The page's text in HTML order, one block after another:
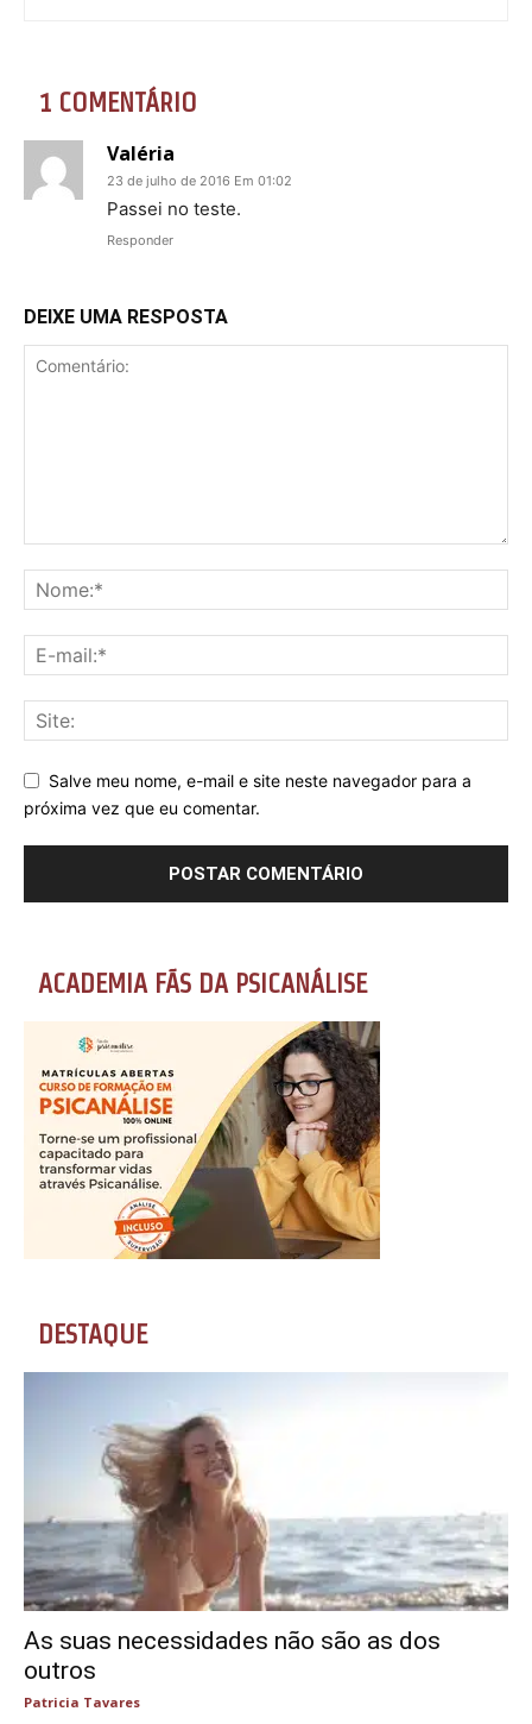
1 COMENTÁRIO
Valéria
23 de julho de 2016 Em 01:02
Passei no teste.
Responder
DEIXE UMA RESPOSTA
Salve meu nome, e-mail e site neste navegador para a
próxima vez que eu comentar.
ACADEMIA FÃS DA PSICANÁLISE
DESTAQUE
As suas necessidades não são as dos
outros
Patricia Tavares